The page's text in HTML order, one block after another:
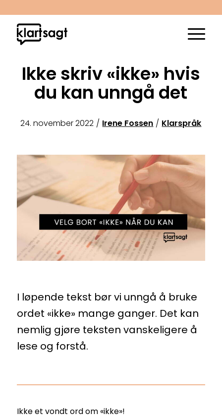
Ikke skriv «ikke» hvis
du kan unngå det
24. november 2022 / Irene Fossen / Klarspråk
I løpende tekst bør vi unngå å bruke
ordet «ikke» mange ganger. Det kan
nemlig gjøre teksten vanskeligere å
lese og forstå.
Ikke et vondt ord om «ikke»!